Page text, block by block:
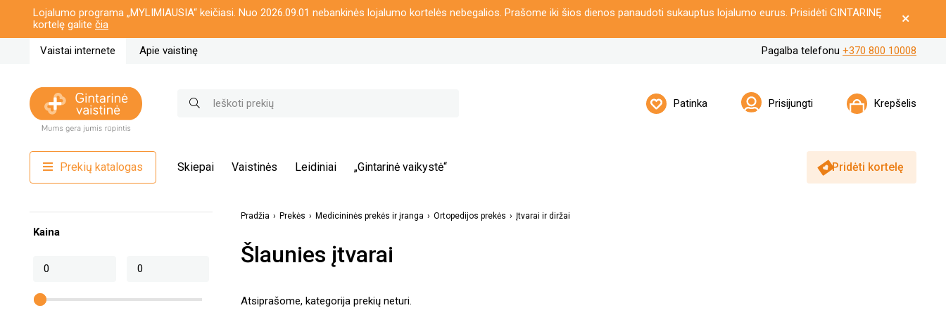
Lojalumo programa „MYLIMIAUSIA“ keičiasi. Nuo 2026.09.01 nebankinės lojalumo kortelės nebegalios. Prašome iki šios dienos panaudoti sukauptus lojalumo eurus. Prisidėti GINTARINĘ
kortelę galite čia
Vaistai internete Apie vaistinę Pagalba telefonu +370 800 10008
Patinka Prisijungti Krepšelis
Prekių katalogas Skiepai Vaistinės Leidiniai „Gintarinė vaikystė“ Pridėti kortelę
Kaina
Pradžia Prekės Medicininės prekės ir įranga Ortopedijos prekės Įtvarai ir diržai
Šlaunies įtvarai
Atsiprašome, kategorija prekių neturi.